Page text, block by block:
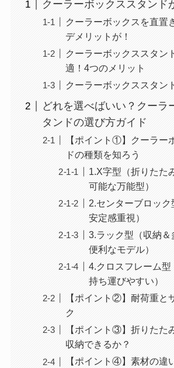
クーラーボックススタンド
クーラーボックスを直置
デメリットが！
クーラーボックススタン
適！4つのメリット
クーラーボックススタン
どれを選べばいい？クーラ
タンドの選び方ガイド
【ポイント①】クーラー
ドの種類を知ろう
1.X字型（折りたた
可能な万能型）
2.センターブロック
安定感重視）
3.ラック型（収納＆
便利なモデル）
4.クロスフレーム型
持ち運びやすい）
【ポイント②】耐荷重と
ク
【ポイント③】折りたた
収納できるか？
【ポイント④】素材の違